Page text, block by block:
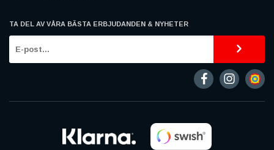
TA DEL AV VÅRA BÄSTA ERBJUDANDEN & NYHETER